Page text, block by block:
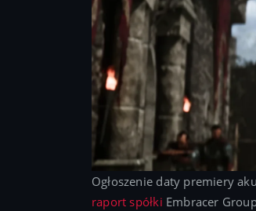
Ogłoszenie daty premiery
raport spółki Embracer